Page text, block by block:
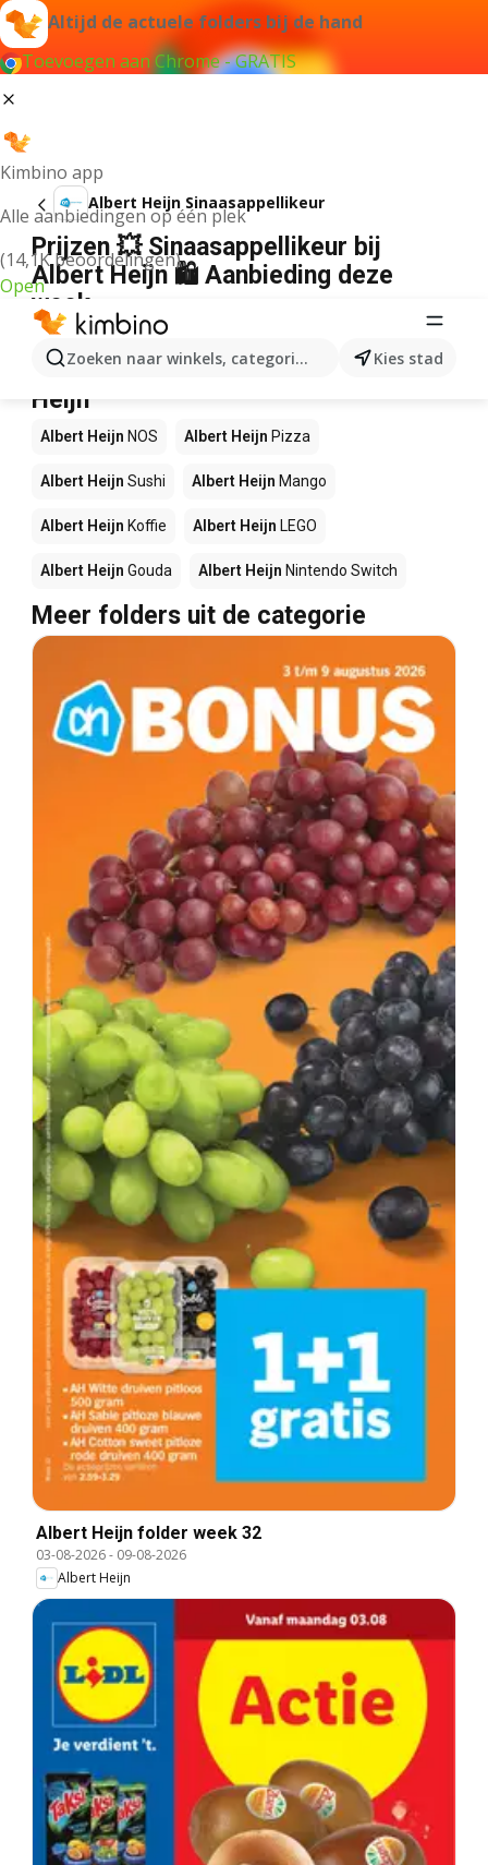
Altijd de actuele folders bij de hand
Toevoegen aan Chrome - GRATIS
Kimbino app
Alle aanbiedingen op één plek
(14,1K beoordelingen)
Open
Zoeken naar winkels, categorieën, producten...
Kies stad
Albert Heijn Sinaasappellikeur
Prijzen 💥 Sinaasappellikeur bij
Albert Heijn 🛍️ Aanbieding deze
week
Wij konden geen resultaten vinden voor die term.
Andere producten in winkels Albert
Heijn
Albert Heijn NOS Albert Heijn Pizza
Albert Heijn Sushi Albert Heijn Mango
Albert Heijn Koffie Albert Heijn LEGO
Albert Heijn Gouda Albert Heijn Nintendo Switch
Meer folders uit de categorie
Albert Heijn folder week 32
03-08-2026- 09-08-2026
Albert Heijn